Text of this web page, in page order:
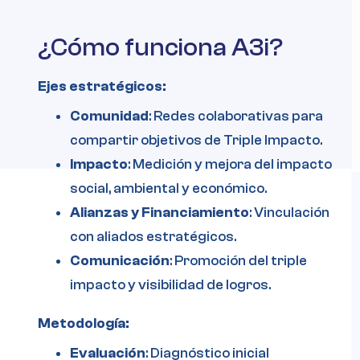
¿Cómo funciona A3i?
Ejes estratégicos:
Comunidad: Redes colaborativas para
compartir objetivos de Triple Impacto.
Impacto: Medición y mejora del impacto
social, ambiental y económico.
Alianzas y Financiamiento: Vinculación
con aliados estratégicos.
Comunicación: Promoción del triple
impacto y visibilidad de logros.
Metodología:
Evaluación: Diagnóstico inicial